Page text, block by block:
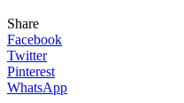
Share
Facebook
Twitter
Pinterest
WhatsApp